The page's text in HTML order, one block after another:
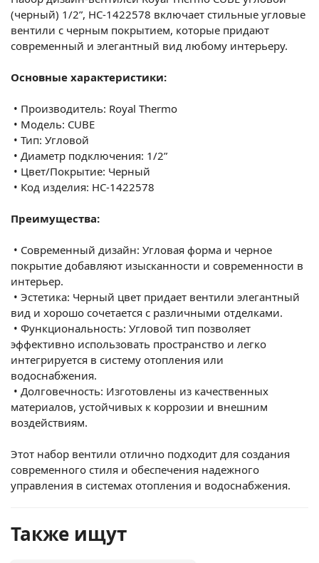
(черный) 1/2”, НС-1422578 включает стильные угловые
вентили с черным покрытием, которые придают
современный и элегантный вид любому интерьеру.
Основные характеристики:
• Производитель: Royal Thermo
• Модель: CUBE
• Тип: Угловой
• Диаметр подключения: 1/2”
• Цвет/Покрытие: Черный
• Код изделия: НС-1422578
Преимущества:
• Современный дизайн: Угловая форма и черное
покрытие добавляют изысканности и современности в
интерьер.
• Эстетика: Черный цвет придает вентили элегантный
вид и хорошо сочетается с различными отделками.
• Функциональность: Угловой тип позволяет
эффективно использовать пространство и легко
интегрируется в систему отопления или
водоснабжения.
• Долговечность: Изготовлены из качественных
материалов, устойчивых к коррозии и внешним
воздействиям.
Этот набор вентили отлично подходит для создания
современного стиля и обеспечения надежного
управления в системах отопления и водоснабжения.
Также ищут